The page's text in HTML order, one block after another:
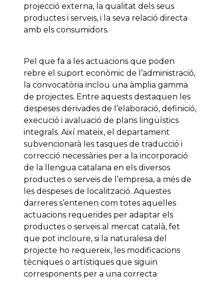
projecció externa, la qualitat dels seus
productes i serveis, i la seva relació directa
amb els consumidors.
Pel que fa a les actuacions que poden
rebre el suport econòmic de l’administració,
la convocatòria inclou una àmplia gamma
de projectes. Entre aquests destaquen les
despeses derivades de l’elaboració, definició,
execució i avaluació de plans lingüístics
integrals. Així mateix, el departament
subvencionarà les tasques de traducció i
correcció necessàries per a la incorporació
de la llengua catalana en els diversos
productes o serveis de l’empresa, a més de
les despeses de localització. Aquestes
darreres s’entenen com totes aquelles
actuacions requerides per adaptar els
productes o serveis al mercat català, fet
que pot incloure, si la naturalesa del
projecte ho requereix, les modificacions
tècniques o artístiques que siguin
corresponents per a una correcta